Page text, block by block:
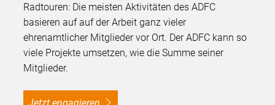
Radtouren: Die meisten Aktivitäten des ADFC
basieren auf auf der Arbeit ganz vieler
ehrenamtlicher Mitglieder vor Ort. Der ADFC kann so
viele Projekte umsetzen, wie die Summe seiner
Mitglieder.